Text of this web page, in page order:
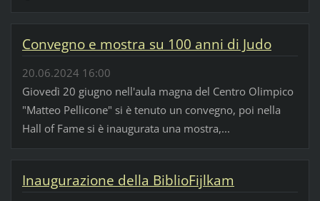
Convegno e mostra su 100 anni di Judo
20.06.2024 16:00
Giovedì 20 giugno nell'aula magna del Centro Olimpico
"Matteo Pellicone" si è tenuto un convegno, poi nella
Hall of Fame si è inaugurata una mostra,...
Inaugurazione della BiblioFijlkam